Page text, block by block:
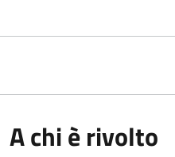
A chi è rivolto